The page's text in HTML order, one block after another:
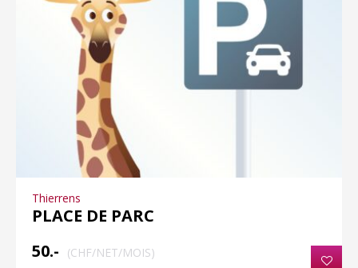
Thierrens
PLACE DE PARC
50.-
(CHF/NET/MOIS)